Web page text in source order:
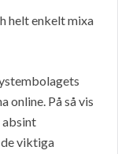
helt enkelt mixa
online. På så vis
absint
viktiga